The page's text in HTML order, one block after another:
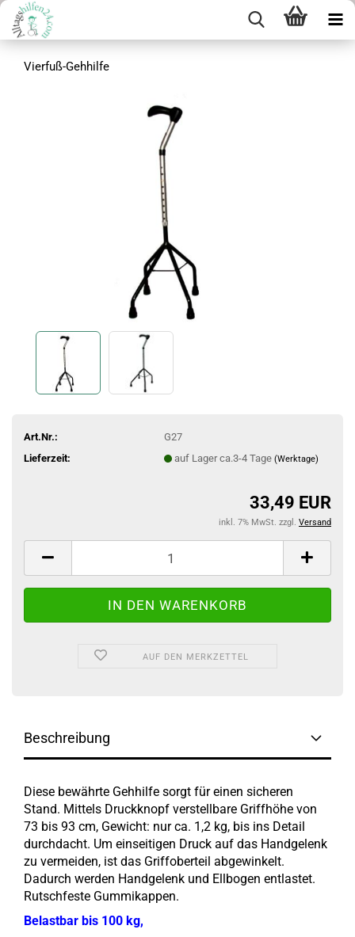
Vierfuß-Gehhilfe
Art.Nr.:
G27
Lieferzeit:
auf Lager ca.3-4 Tage (Werktage)
33,49 EUR
inkl. 7% MwSt. zzgl. Versand
AUF DEN MERKZETTEL
Beschreibung
Diese bewährte Gehhilfe sorgt für einen sicheren
Stand. Mittels Druckknopf verstellbare Griffhöhe von
73 bis 93 cm, Gewicht: nur ca. 1,2 kg, bis ins Detail
durchdacht. Um einseitigen Druck auf das Handgelenk
zu vermeiden, ist das Griffoberteil abgewinkelt.
Dadurch werden Handgelenk und Ellbogen entlastet.
Rutschfeste Gummikappen.
Belastbar bis 100 kg,